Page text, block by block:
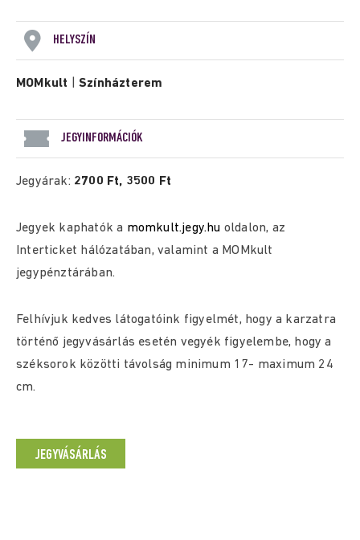
HELYSZÍN
MOMkult |Színházterem
JEGYINFORMÁCIÓK
Jegyárak: 2700 Ft, 3500 Ft
Jegyek kaphatók a momkult.jegy.hu oldalon, az
Interticket hálózatában, valamint a MOMkult
jegypénztárában.
Felhívjuk kedves látogatóink figyelmét, hogy a karzatra
történő jegyvásárlás esetén vegyék figyelembe, hogy a
széksorok közötti távolság minimum 17- maximum 24
cm.
JEGYVÁSÁRLÁS